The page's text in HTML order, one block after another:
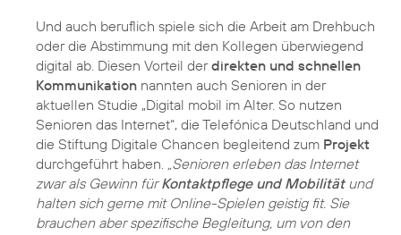
Und auch beruflich spiele sich die Arbeit am Drehbuch
oder die Abstimmung mit den Kollegen überwiegend
digital ab. Diesen Vorteil derdirekten und schnellen
Kommunikation nannten auch Senioren in der
aktuellen Studie „Digital mobil im Alter. So nutzen
Senioren das Internet“, die Telefónica Deutschland und
die Stiftung Digitale Chancen begleitend zum Projekt
durchgeführt haben. „Senioren erleben das Internet
zwar als Gewinn fürKontaktpflege und Mobilitätund
halten sich gerne mit Online-Spielen geistig fit. Sie
brauchen aber spezifische Begleitung, um von den